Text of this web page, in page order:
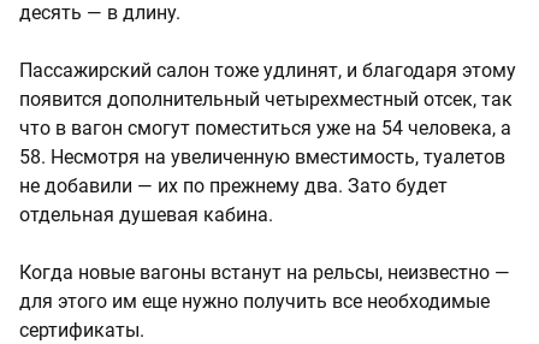
десять — в длину.
Пассажирский салон тоже удлинят, и благодаря этому
появится дополнительный четырехместный отсек, так
что в вагон смогут поместиться уже на 54 человека, а
58. Несмотря на увеличенную вместимость, туалетов
не добавили — их по прежнему два. Зато будет
отдельная душевая кабина.
Когда новые вагоны встанут на рельсы, неизвестно —
для этого им еще нужно получить все необходимые
сертификаты.